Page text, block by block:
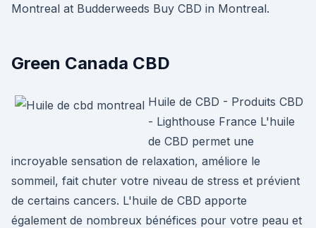
Montreal at Budderweeds Buy CBD in Montreal.
Green Canada CBD
Huile de CBD - Produits CBD
- Lighthouse France L'huile
de CBD permet une
incroyable sensation de relaxation, améliore le
sommeil, fait chuter votre niveau de stress et prévient
de certains cancers. L'huile de CBD apporte
également de nombreux bénéfices pour votre peau et